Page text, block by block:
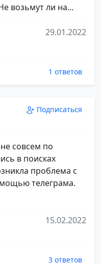
возьмут ли на...
29.01.2022
1 ответов
Подписаться
совсем по
в поисках
проблема с
телеграма.
15.02.2022
3 ответов